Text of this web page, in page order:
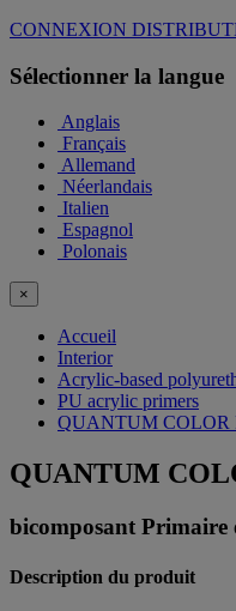
CONNEXION
Sélectionner la langue
Anglais
Français
Allemand
Néerlandais
Italien
Espagnol
Polonais
×
Accueil
Interior
Acrylic-based
PU acrylic primers
QUANTUM COLOR
QUANTUM
bicomposant Primaire
Description du produit